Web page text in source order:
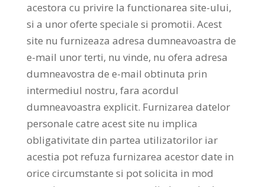
acestora cu privire la functionarea site-ului,
si a unor oferte speciale si promotii. Acest
site nu furnizeaza adresa dumneavoastra de
e-mail unor terti, nu vinde, nu ofera adresa
dumneavostra de e-mail obtinuta prin
intermediul nostru, fara acordul
dumneavoastra explicit. Furnizarea datelor
personale catre acest site nu implica
obligativitate din partea utilizatorilor iar
acestia pot refuza furnizarea acestor date in
orice circumstante si pot solicita in mod